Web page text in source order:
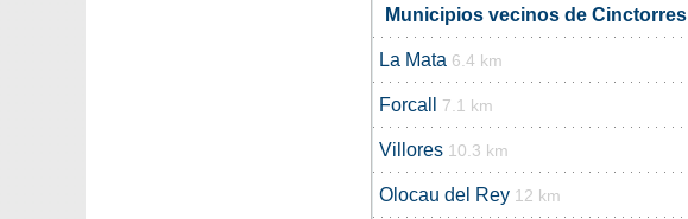
Municipios vecinos de Cinctorres
La Mata 6.4 km
Forcall 7.1 km
Villores 10.3 km
Olocau del Rey 12 km